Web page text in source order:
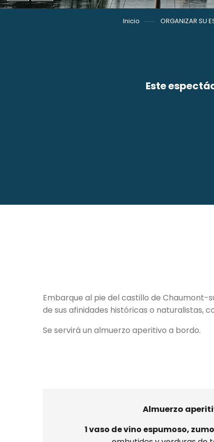
Inicio ORGANIZAR SU
Este
Embarque al pie del castillo de Chaumont-
de sus afinidades históricas o naturalistas,
Se servirá un almuerzo aperitivo a bordo.
Almuerzo
1 vaso de vino espumoso,